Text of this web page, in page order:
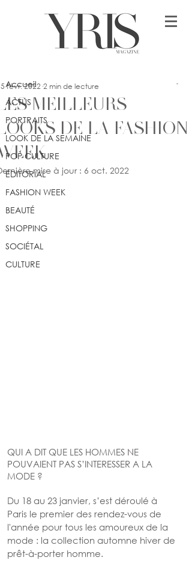
Accueil
ACTUS
PORTRAITS
LOOK DE LA SEMAINE
POP CULTURE
ÉDITORIAL
FASHION WEEK
BEAUTÉ
SHOPPING
SOCIÉTAL
CULTURE
MEILLEURS
DE LA FASHION
févr. 2022 2 min de lecture
mise à jour : 6 oct. 2022
QUI A DIT QUE LES HOMMES NE
POUVAIENT PAS S’INTERESSER A LA
MODE ?
Du 18 au 23 janvier, s’est déroulé à
Paris le premier des rendez-vous de
l'année pour tous les amoureux de la
mode : la collection automne hiver de
prêt-à-porter homme.